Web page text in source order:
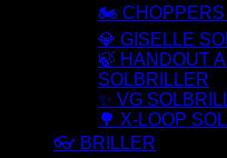
🏍️ CHOPPERS
💎 GISELLE
🍃 HANDOUT
SOLBRILLER
✨ VG
🌳 X-LOOP
👓 BRILLER